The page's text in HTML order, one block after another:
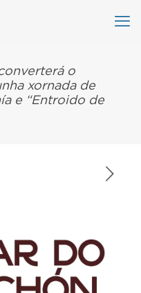
o
xornada de
e “Entroido de